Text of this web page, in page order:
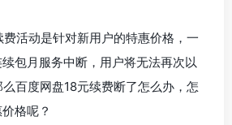
费活动是针对新用户的特惠价格，一
包月服务中断，用户将无法再次以
百度网盘18元续费断了怎么办，怎
格呢？